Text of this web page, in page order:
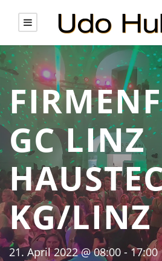
GC LINZ
KG/LINZ
21. April 2022 @ 08:00 -17:00